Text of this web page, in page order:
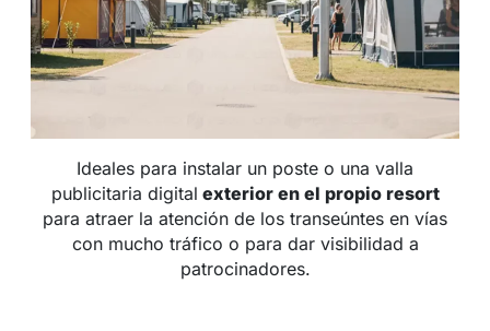
Ideales para instalar un poste o una valla
publicitaria digital exterior en el propio resort
para atraer la atención de los transeúntes en vías
con mucho tráfico o para dar visibilidad a
patrocinadores.